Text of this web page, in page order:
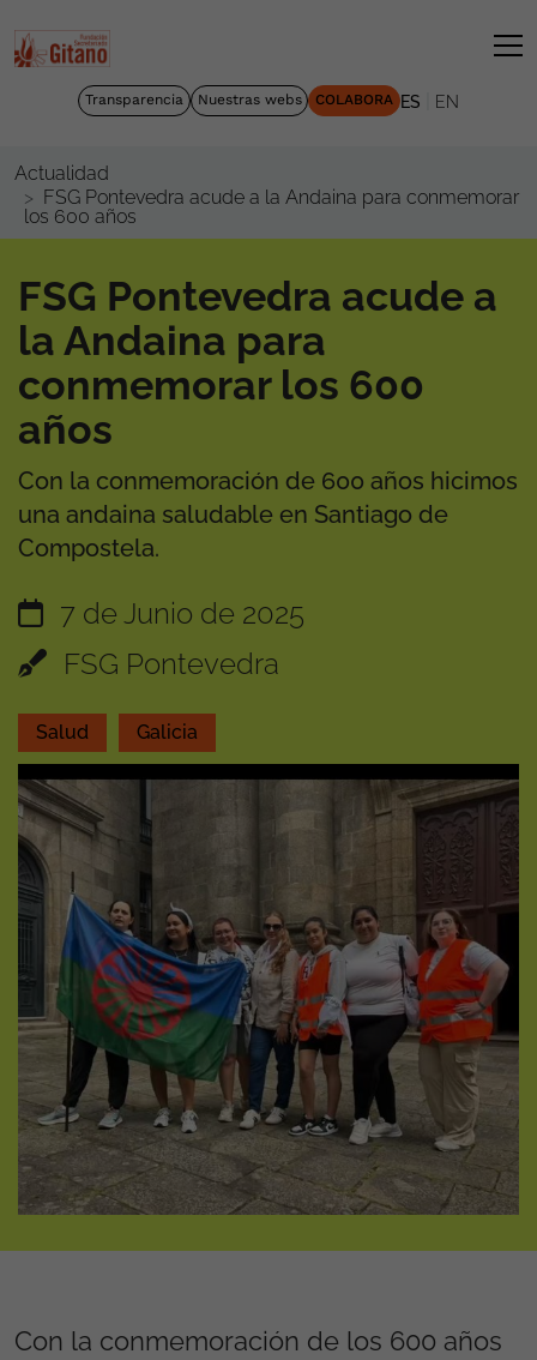
Transparencia Nuestras webs COLABORA ES EN
Actualidad
FSG Pontevedra acude a la Andaina para conmemorar
los 600 años
FSG Pontevedra acude a
la Andaina para
conmemorar los 600
años
Con la conmemoración de 600 años hicimos
una andaina saludable en Santiago de
Compostela.
7 de Junio de 2025
FSG Pontevedra
Salud Galicia
Con la conmemoración de los 600 años